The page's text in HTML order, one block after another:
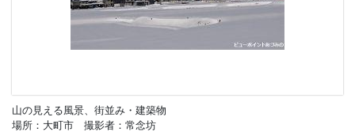
山の見える風景、街並み・建築物
場所：大町市 撮影者：常念坊